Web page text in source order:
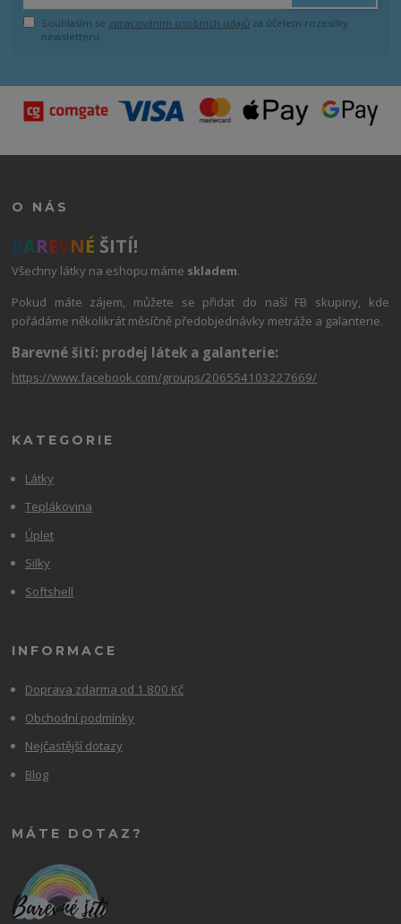
Souhlasím se zpracováním osobních údajů za účelem rozesílky
newsletteru.
O NÁS
BAREVNÉ ŠITÍ!
Všechny látky na eshopu máme skladem.
Pokud máte zájem, můžete se přidat do naší FB skupiny, kde
pořádáme několikrát měsíčně předobjednávky metráže a galanterie.
Barevné šití: prodej látek a galanterie:
https://www.facebook.com/groups/206554103227669/
KATEGORIE
Látky
Teplákovina
Úplet
Silky
Softshell
INFORMACE
Doprava zdarma od 1 800 Kč
Obchodní podmínky
Nejčastější dotazy
Blog
MÁTE DOTAZ?